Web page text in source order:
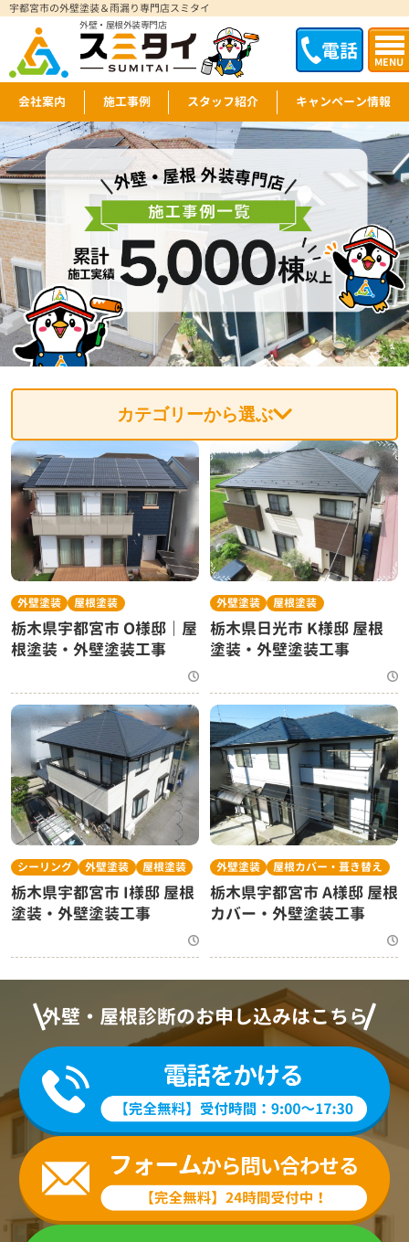
電話 MENU
宇都宮市の外壁塗装＆雨漏り専門店スミタイ
外壁・屋根外装専門店
会社案内 施工事例 スタッフ紹介 キャンペーン情報
カテゴリーから選ぶ
外壁塗装 屋根塗装
栃木県宇都宮市 O様邸｜屋
根塗装・外壁塗装工事
外壁塗装 屋根塗装
栃木県日光市 K様邸 屋根
塗装・外壁塗装工事
シーリング 外壁塗装 屋根塗装
栃木県宇都宮市 I様邸 屋根
塗装・外壁塗装工事
外壁塗装 屋根カバー・葺き替え
栃木県宇都宮市 A様邸 屋根
カバー・外壁塗装工事
外壁・屋根診断のお申し込みはこちら